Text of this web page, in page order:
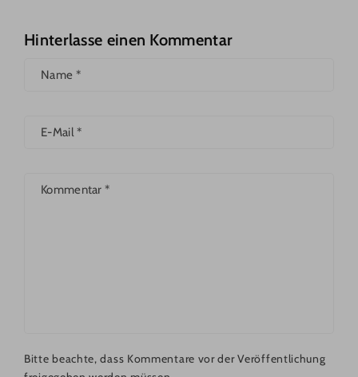
Hinterlasse einen Kommentar
Name *
E-Mail*
Kommentar*
Bitte beachte, dass Kommentare vor der Veröffentlichung